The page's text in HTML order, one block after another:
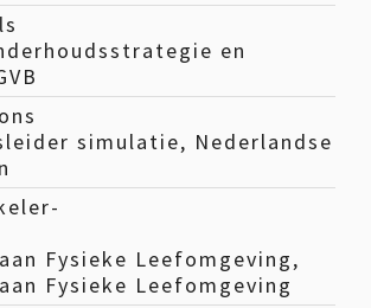
en
simulatie, Nederlandse
Fysieke Leefomgeving,
Fysieke Leefomgeving